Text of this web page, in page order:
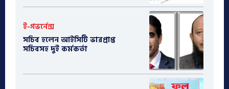
ই-গভর্নেন্স
সচিব হলেন আইসিটি ভারপ্রাপ্ত
সচিবসহ দুই কর্মকর্তা